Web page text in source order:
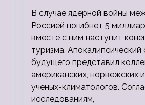
людей
В случае ядерной войны
Россией погибнет 5
вместе с ним наступит
туризма. Апокалипсический
будущего представил
американских, норвежских
ученых-климатологов.
исследованиям,